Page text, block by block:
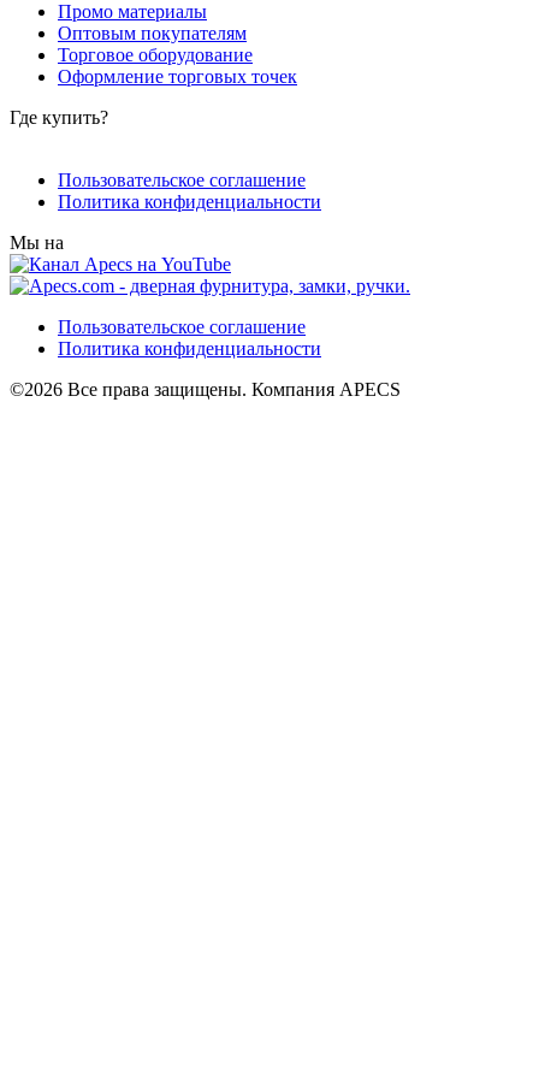
Промо материалы
Оптовым покупателям
Торговое оборудование
Оформление торговых точек
Где купить?
Пользовательское соглашение
Политика конфиденциальности
Мы на
Пользовательское соглашение
Политика конфиденциальности
©2026 Все права защищены. Компания APECS